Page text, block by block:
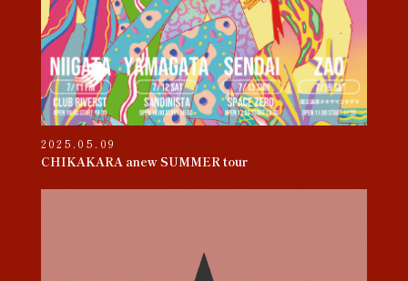
2025.05.09
CHIKAKARA anew SUMMER tour